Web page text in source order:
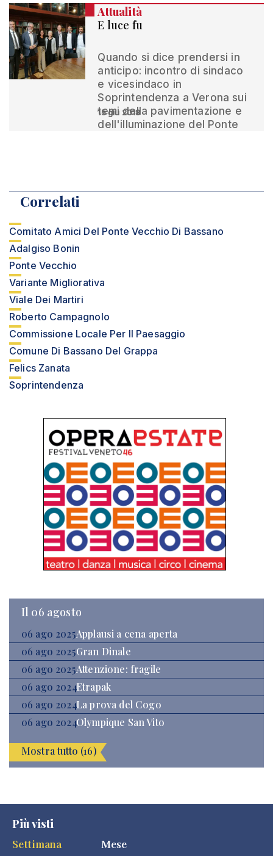
Attualità
E luce fu
Quando si dice prendersi in
anticipo: incontro di sindaco
e vicesindaco in
Soprintendenza a Verona sui
temi della pavimentazione e
dell'illuminazione del Ponte
15 giu 2018
Correlati
Comitato Amici Del Ponte Vecchio Di Bassano
Adalgiso Bonin
Ponte Vecchio
Variante Migliorativa
Viale Dei Martiri
Roberto Campagnolo
Commissione Locale Per Il Paesaggio
Comune Di Bassano Del Grappa
Felics Zanata
Soprintendenza
Il 06 agosto
06 ago 2025Applausi a cena aperta
06 ago 2025Gran Dinale
06 ago 2025Attenzione: fragile
06 ago 2024Etrapak
06 ago 2024La prova del Cogo
06 ago 2024Olympique San Vito
Mostra tutto (16)
Più visti
Settimana
Mese